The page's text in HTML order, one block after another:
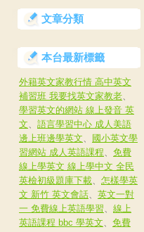
文章分類
本台最新標籤
外籍英文家教行情 高中英文
補習班 我要找英文家教老、
學習英文的網站 線上發音 英
文、 語言學習中心 成人美語
邊上班邊學英文、
國小英文學
習網站 成人英語課程、 免費
線上學英文 線上學中文 全民
英檢初級題庫下載、 怎樣學英
文 新竹 英文會話、 英文一對
一 免費線上英語學習、 線上
英語課程 bbc 學英文、 免費